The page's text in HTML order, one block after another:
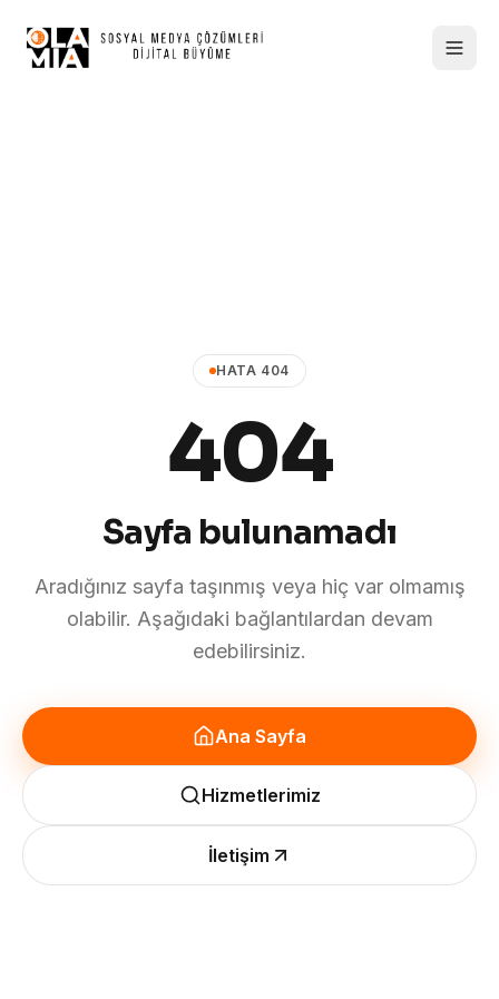
HATA 404
404
Sayfa bulunamadı
Aradığınız sayfa taşınmış veya hiç var olmamış
olabilir. Aşağıdaki bağlantılardan devam
edebilirsiniz.
Ana Sayfa
Hizmetlerimiz
İletişim